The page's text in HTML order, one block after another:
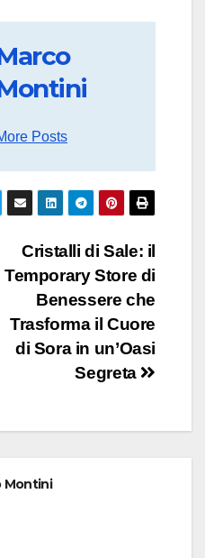
Posts
Cristalli di Sale: il
Temporary Store di
Benessere che
Trasforma il Cuore
di Sora in un’Oasi
Segreta
Montini